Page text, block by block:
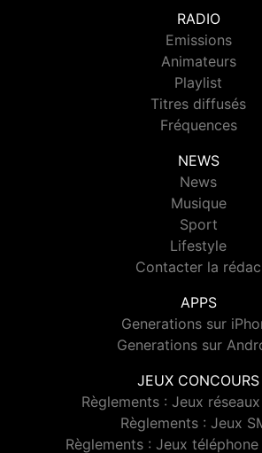
RADIO
Emissions
Animateurs
Playlist
Titres diffusés
Fréquences
NEWS
News
Musique
Sport
Lifestyle
Contacter la rédac
APPS
Generations sur
Generations sur
JEUX CONCOURS
Règlements : Jeux
Règlements : Jeux
Règlements : Jeux